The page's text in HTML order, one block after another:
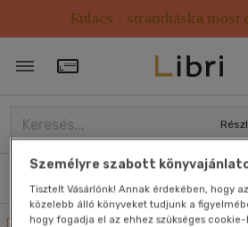
Kulacs / strandtáska most
Törzsvásárlói Kártya adatai
Személyre szabott
Tisztelt Vásárlónk! Annak érdekében, hogy
közelebb álló könyveket tudjunk a
hogy fogadja el az ehhez szükséges cookie-